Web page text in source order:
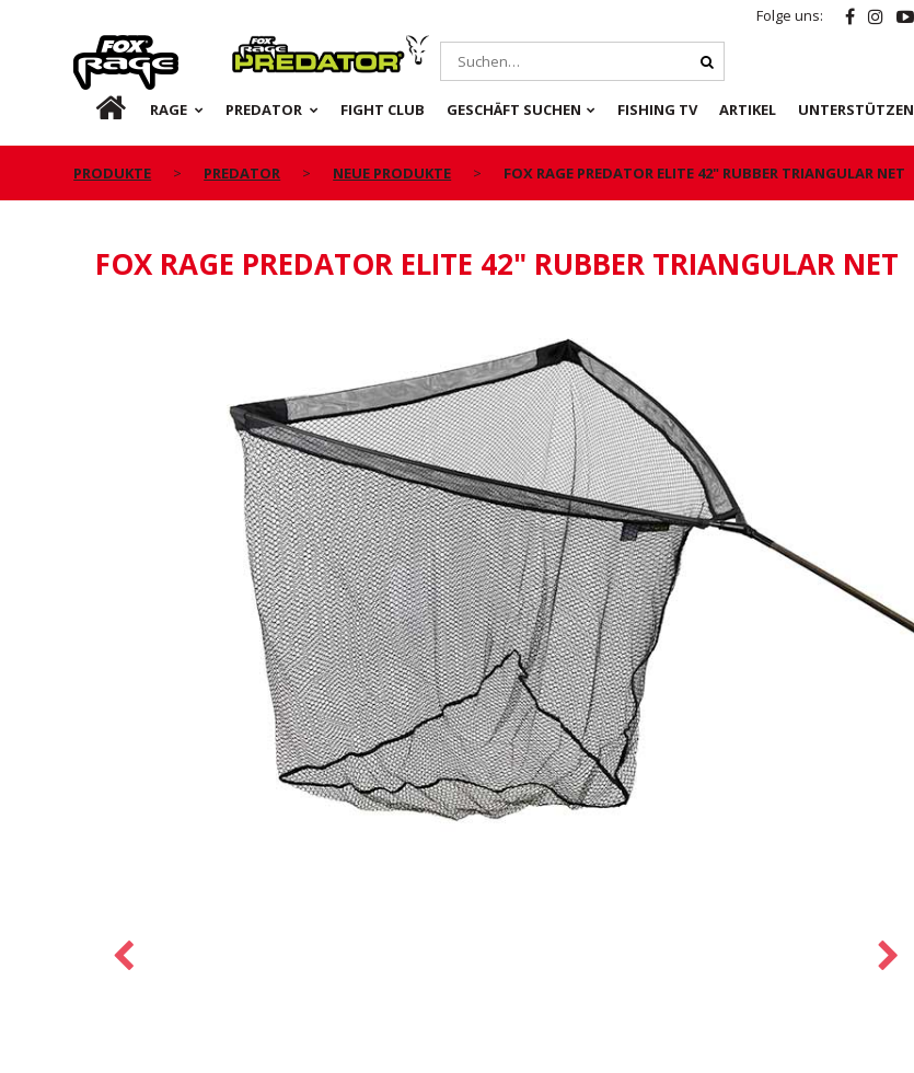
Folge uns:
Rage Predator
DE RAGE PREDATOR FIGHT CLUB GESCHÄFT SUCHEN FISHING TV ARTIKEL UNTERSTÜTZEN
PRODUKTE PREDATOR NEUE PRODUKTE FOX RAGE PREDATOR ELITE 42" RUBBER TRIANGULAR NET
FOX RAGE PREDATOR ELITE 42" RUBBER TRIANGULAR NET